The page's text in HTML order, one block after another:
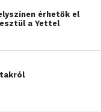
érhetők el
a Yettel